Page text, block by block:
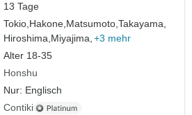
13 Tage
Tokio,Hakone,Matsumoto,Takayama,
Hiroshima,Miyajima, +3 mehr
Alter 18-35
Honshu
Nur: Englisch
Contiki